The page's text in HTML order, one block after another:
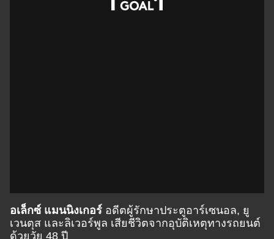
อเล็กซ์ แมนนิงเกอร์ อดีตผู้รักษาประตูอาร์เซนอล, ยู
เวนตุส และลิเวอร์พูล เสียชีวิตจากอุบัติเหตุทางรถยนต์
ด้วยวัย 48 ปี